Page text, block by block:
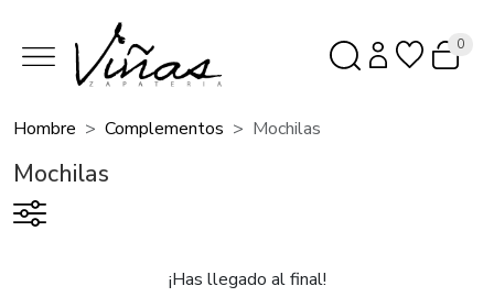
0
Hombre Complementos Mochilas
Mochilas
¡Has llegado al final!